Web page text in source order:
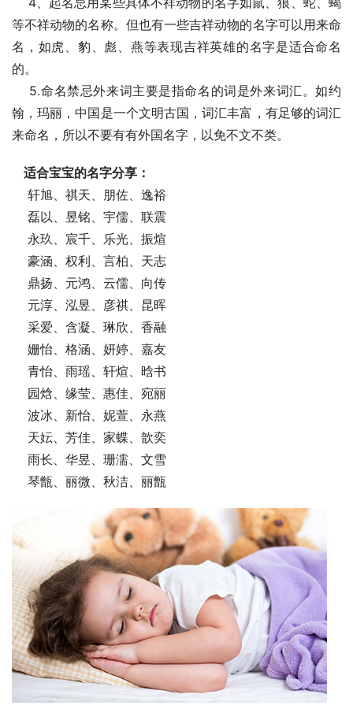
等不祥动物的名称。但也有一些吉祥动物的名字可以用来命
名，如虎、豹、彪、燕等表现吉祥英雄的名字是适合命名
的。
翰，玛丽，中国是一个文明古国，词汇丰富，有足够的词汇
来命名，所以不要有有外国名字，以免不文不类。
适合宝宝的名字分享：
轩旭、祺天、朋佐、逸裕
磊以、昱铭、宇儒、联震
永玖、宸千、乐光、振煊
豪涵、权利、言柏、天志
鼎扬、元鸿、云儒、向传
元淳、泓昱、彦祺、昆晖
采爱、含凝、琳欣、香融
姗怡、格涵、妍婷、嘉友
青怡、雨瑶、轩煊、晗书
园焓、缘莹、惠佳、宛丽
波冰、新怡、妮萱、永燕
天妘、芳佳、家蝶、歆奕
雨长、华昱、珊濡、文雪
琴甑、丽微、秋洁、丽甑